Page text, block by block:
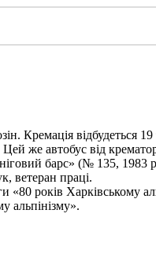
Кремація відбудеться
же автобус від
барс» (№ 135, 1983
ветеран праці.
років Харківському
альпінізму».